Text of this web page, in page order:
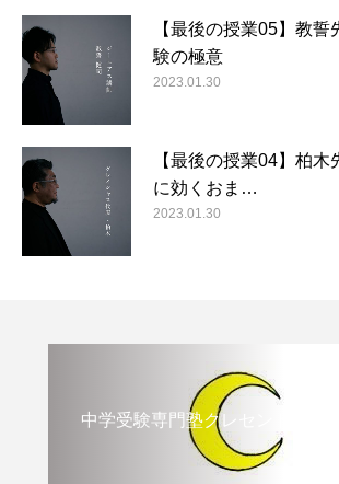
【最後の授業05】教誓
験の極意
2023.01.30
【最後の授業04】柏木
に効くおま…
2023.01.30
中学受験専門塾クレセント